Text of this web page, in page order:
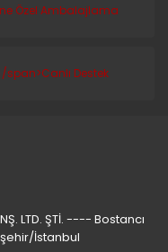
LTD. ŞTİ. ---- Bostancı
İstanbul